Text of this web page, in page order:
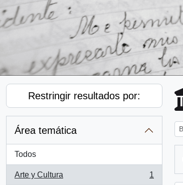
Restringir resultados por:
Área temática
Todos
Arte y Cultura
, 1 resultados
1